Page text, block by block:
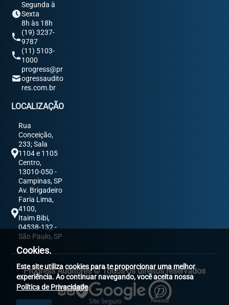
Segunda à
Sexta
8h às 18h
(19) 3237-
9787
(11) 5103-
1000
progress@pr
ogressaudito
res.com.br
LOCALIZAÇÃO
Rua
Conceição,
233; Sala
1104 e 1105
Centro,
13010-050 -
Campinas, SP
Av. Brigadeiro
Faria Lima,
4100,
Itaim Bibi,
04538-132 -
São Paulo, SP
Progress Auditores © Todos os direitos reservados
Cookies.
Este site utiliza cookies para te proporcionar uma melhor
experiência. Ao continuar navegando, você aceita nossa
Política de Privacidade